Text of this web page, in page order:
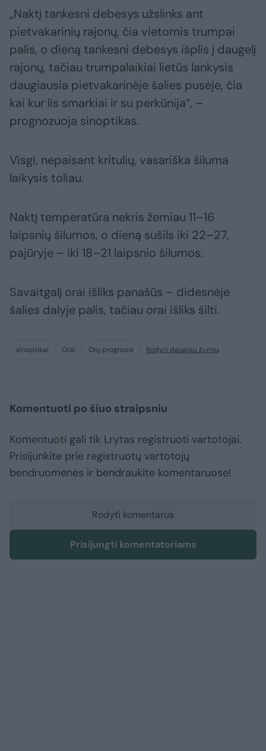
„Naktį tankesni debesys užslinks ant
pietvakarinių rajonų, čia vietomis trumpai
palis, o dieną tankesni debesys išplis į daugelį
rajonų, tačiau trumpalaikiai lietūs lankysis
daugiausia pietvakarinėje šalies pusėje, čia
kai kur lis smarkiai ir su perkūnija“, –
prognozuoja sinoptikas.
Visgi, nepaisant kritulių, vasariška šiluma
laikysis toliau.
Naktį temperatūra nekris žemiau 11–16
laipsnių šilumos, o dieną sušils iki 22–27,
pajūryje – iki 18–21 laipsnio šilumos.
Savaitgalį orai išliks panašūs – didesnėje
šalies dalyje palis, tačiau orai išliks šilti.
sinoptikai Orai Orų prognozė Rodyti daugiau žymių
Komentuoti po šiuo straipsniu
Komentuoti gali tik Lrytas registruoti vartotojai.
Prisijunkite prie registruotų vartotojų
bendruomenės ir bendraukite komentaruose!
Rodyti komentarus
Prisijungti komentatoriams